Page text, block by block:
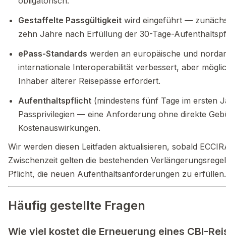
Gestaffelte Passgültigkeit wird eingeführt —
zehn Jahre nach Erfüllung der 30-Tage-
ePass-Standards werden an europäische und
internationale Interoperabilität verbessert, aber
Inhaber älterer Reisepässe erfordert.
Aufenthaltspflicht (mindestens fünf Tage im ersten
Passprivilegien — eine Anforderung ohne direkte
Kostenauswirkungen.
Wir werden diesen Leitfaden aktualisieren, sobald
Zwischenzeit gelten die bestehenden
Pflicht, die neuen Aufenthaltsanforderungen zu erfüllen.
Häufig gestellte Fragen
Wie viel kostet die Erneuerung eines CBI-